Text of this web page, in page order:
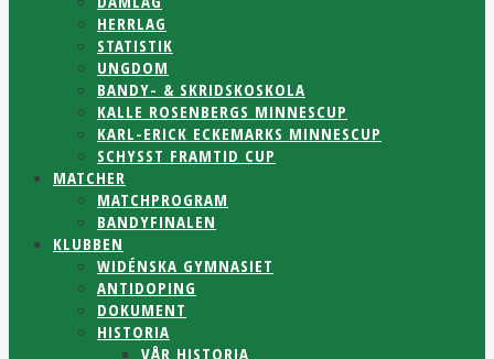
HERRLAG
STATISTIK
UNGDOM
BANDY- & SKRIDSKOSKOLA
KALLE ROSENBERGS MINNESCUP
KARL-ERICK ECKEMARKS MINNESCUP
SCHYSST FRAMTID CUP
MATCHER
MATCHPROGRAM
BANDYFINALEN
KLUBBEN
WIDÉNSKA GYMNASIET
ANTIDOPING
DOKUMENT
HISTORIA
VÅR HISTORIA